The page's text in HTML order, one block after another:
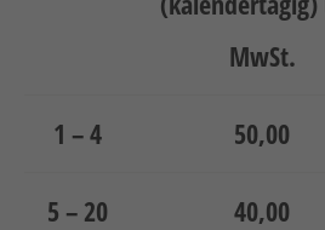
Verweis
MwSt.
1 – 4 50,00
5 – 20 40,00